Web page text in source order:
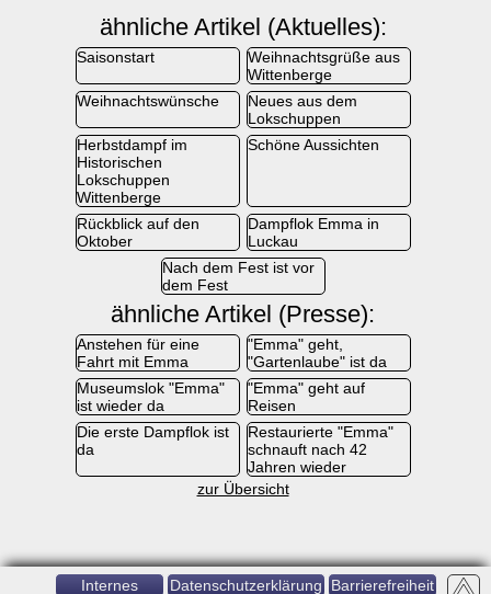
ähnliche Artikel (Aktuelles):
Saisonstart
Weihnachtsgrüße aus
Wittenberge
Weihnachtswünsche
Neues aus dem
Lokschuppen
Herbstdampf im
Historischen
Lokschuppen
Wittenberge
Schöne Aussichten
Rückblick auf den
Oktober
Dampflok Emma in
Luckau
Nach dem Fest ist vor
dem Fest
ähnliche Artikel (Presse):
Anstehen für eine
Fahrt mit Emma
"Emma" geht,
"Gartenlaube" ist da
Museumslok "Emma"
ist wieder da
"Emma" geht auf
Reisen
Die erste Dampflok ist
da
Restaurierte "Emma"
schnauft nach 42
Jahren wieder
zur Übersicht
Internes Datenschutzerklärung Barrierefreiheit